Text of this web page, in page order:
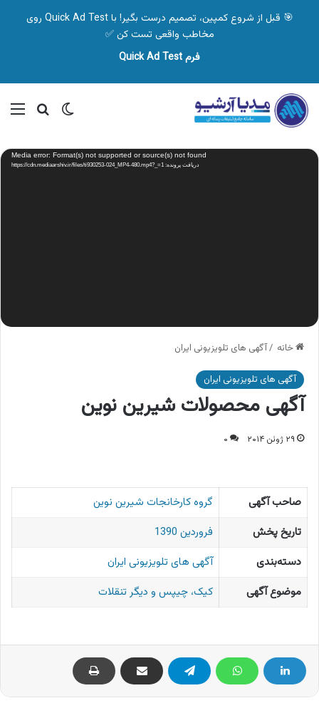
🎯 قبل از شروع کمپین، تصمیم درست بگیر! با Quick Ad Test روی
مخاطب واقعی تست کن ✅
فرم Quick Ad Test
تغییر پوسته
نمایشگر
ویدیو Media error: Format(s) not supported or source(s) not found
دریافت پرونده: https://cdn.mediaarshiv.ir/files/ti930253-024_MP4-480.mp4?_=1
خانه /آگهی های تلویزیونی ایران
آگهی های تلویزیونی ایران
آگهی محصولات شیرین نوین
۲۹ ژوئن ۲۰۱۴ ۰
صاحب آگهی
گروه کارخانجات شیرین نوین
تاریخ پخش
فروردین 1390
دسته‌بندی
آگهی های تلویزیونی ایران
موضوع آگهی
کیک، چیپس و دیگر تنقلات